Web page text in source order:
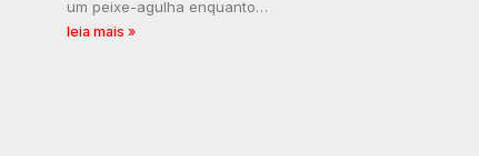
um peixe-agulha enquanto
surfava na Costa Rica.
leia mais »